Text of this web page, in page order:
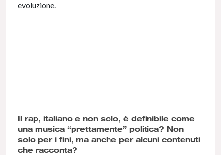
evoluzione.
Il rap, italiano e non solo, è definibile come
una musica “prettamente” politica? Non
solo per i fini, ma anche per alcuni contenuti
che racconta?